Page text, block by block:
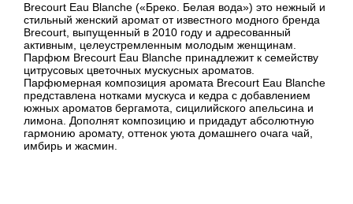
Brecourt Eau Blanche («Бреко. Белая вода») это нежный и
стильный женский аромат от известного модного бренда
Brecourt, выпущенный в 2010 году и адресованный
активным, целеустремленным молодым женщинам.
Парфюм Brecourt Eau Blanche принадлежит к семейству
цитрусовых цветочных мускусных ароматов.
Парфюмерная композиция аромата Brecourt Eau Blanche
представлена нотками мускуса и кедра с добавлением
южных ароматов бергамота, сицилийского апельсина и
лимона. Дополнят композицию и придадут абсолютную
гармонию аромату, оттенок уюта домашнего очага чай,
имбирь и жасмин.